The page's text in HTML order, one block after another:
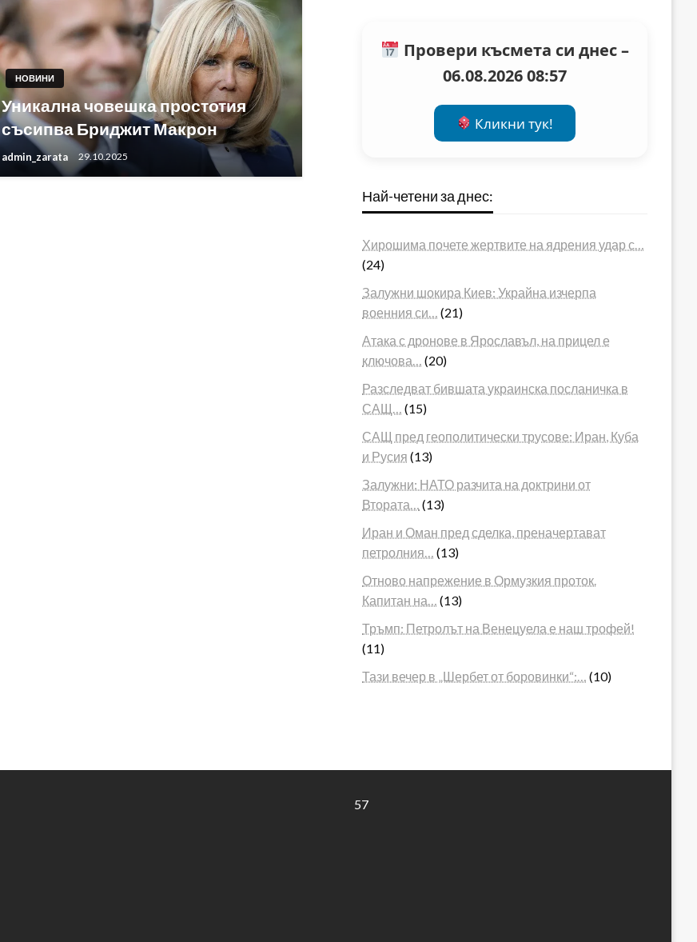
НОВИНИ
Уникална човешка простотия
съсипва Бриджит Макрон
admin_zarata 29.10.2025
Провери късмета си днес –
06.08.2026 08:57
Кликни тук!
Най-четени за днес:
Хирошима почете жертвите на ядрения удар с…
(24)
Залужни шокира Киев: Украйна изчерпа
военния си…
(21)
Атака с дронове в Ярославъл, на прицел е
ключова…
(20)
Разследват бившата украинска посланичка в
САЩ…
(15)
САЩ пред геополитически трусове: Иран, Куба
и Русия (13)
Залужни: НАТО разчита на доктрини от
Втората…
(13)
Иран и Оман пред сделка, преначертават
петролния…
(13)
Отново напрежение в Ормузкия проток.
Капитан на…
(13)
Тръмп: Петролът на Венецуела е наш трофей!
(11)
Тази вечер в „Шербет от боровинки“:…
(10)
57